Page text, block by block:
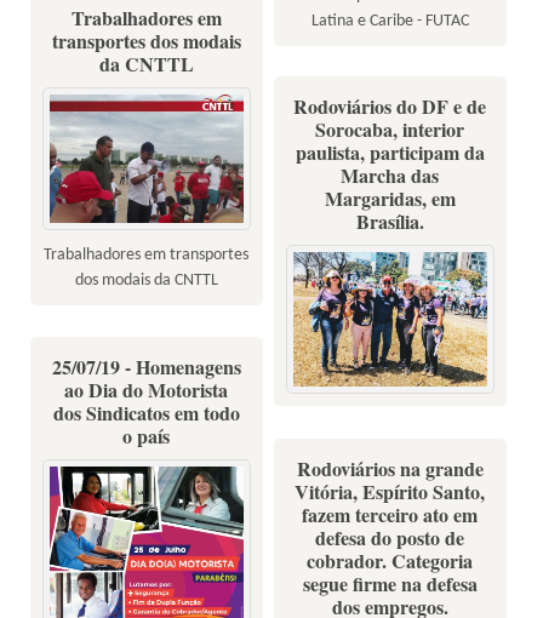
Latina e Caribe - FUTAC
Trabalhadores em
transportes dos modais
da CNTTL
Trabalhadores em transportes
dos modais da CNTTL
Rodoviários do DF e de
Sorocaba, interior
paulista, participam da
Marcha das
Margaridas, em
Brasília.
25/07/19 - Homenagens
ao Dia do Motorista
dos Sindicatos em todo
o país
Rodoviários na grande
Vitória, Espírito Santo,
fazem terceiro ato em
defesa do posto de
cobrador. Categoria
segue firme na defesa
dos empregos.